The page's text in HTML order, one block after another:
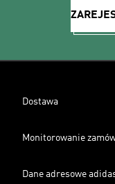
Dostawa
Monitorowanie
Dane adresowe